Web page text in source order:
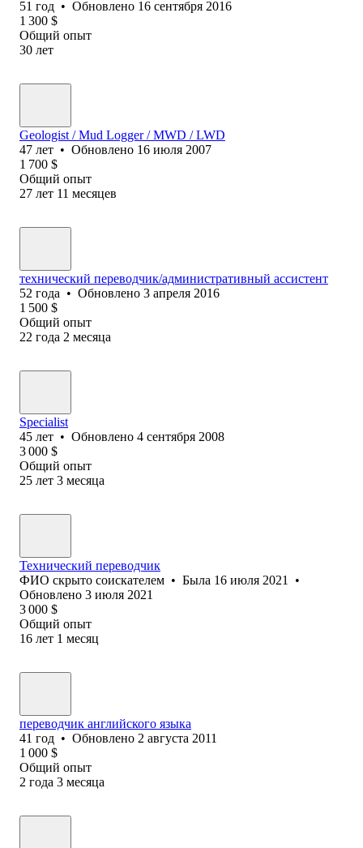
51 год • Обновлено 16 сентября 2016
1 300 $
Общий опыт
30 лет
Geologist / Mud Logger / MWD / LWD
47 лет • Обновлено 16 июля 2007
1 700 $
Общий опыт
27 лет 11 месяцев
технический переводчик/административный ассистент
52 года • Обновлено 3 апреля 2016
1 500 $
Общий опыт
22 года 2 месяца
Specialist
45 лет • Обновлено 4 сентября 2008
3 000 $
Общий опыт
25 лет 3 месяца
Технический переводчик
ФИО скрыто соискателем • Была 16 июля 2021
•
Обновлено 3 июля 2021
3 000 $
Общий опыт
16 лет 1 месяц
переводчик английского языка
41 год • Обновлено 2 августа 2011
1 000 $
Общий опыт
2 года 3 месяца